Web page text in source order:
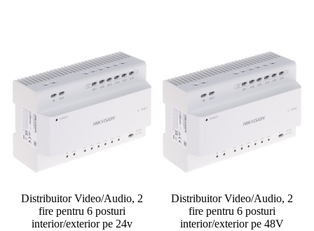
Distribuitor Video/Audio, 2
fire pentru 6 posturi
interior/exterior pe 24v
Distribuitor Video/Audio, 2
fire pentru 6 posturi
interior/exterior pe 48V